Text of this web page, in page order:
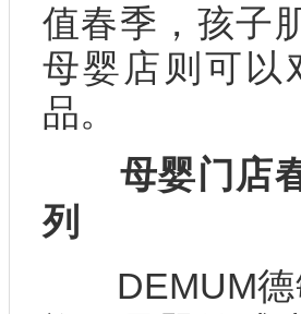
值春季，孩子
母婴店则可以
品。
母婴门店
列
DEMUM德